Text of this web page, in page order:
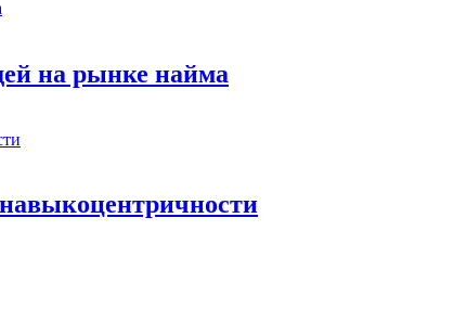
на рынке найма